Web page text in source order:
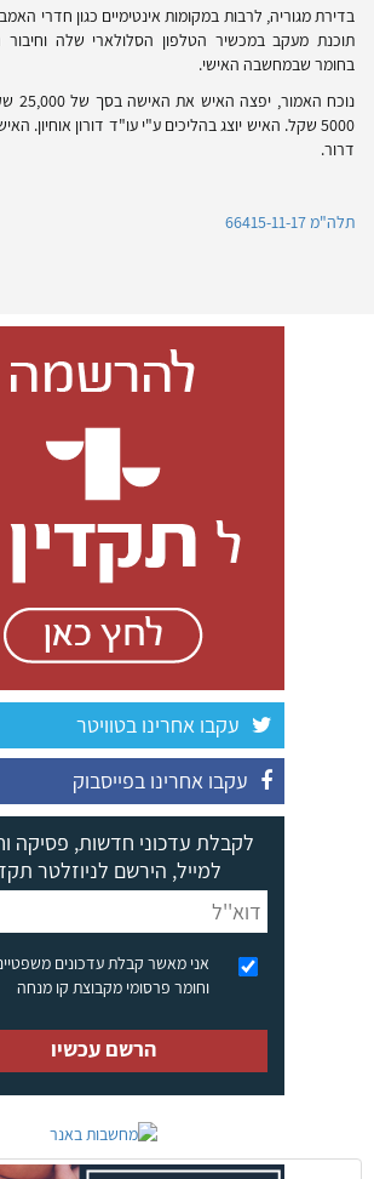
בדירת מגוריה, לרבות במקומות אינטימיים כגון חדרי
תוכנת מעקב במכשיר הטלפון הסלולארי שלה
בחומר שבמחשבה האישי.
5000 שקל. האיש יוצג בהליכים ע"י עו"ד דורון אוחיון.
דרור.
תלה"מ 66415-11-17
עקבו אחרינו בטוויטר
עקבו אחרינו בפייסבוק
לקבלת עדכוני חדשות, פסיקה
למייל, הירשם לניוזלטר
אני מאשר קבלת עדכונים
וחומר פרסומי מקבוצת קו מנחה
הרשם עכשיו